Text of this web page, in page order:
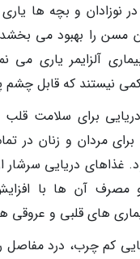
نوزادان و بچه ها
مسن را بهبود می
آلزایمر یاری می
نیستند که قابل چشم
برای سلامت
مردان و زنان در
مصرف آن ها با
های قلبی و عروقی
کم چرب، درد